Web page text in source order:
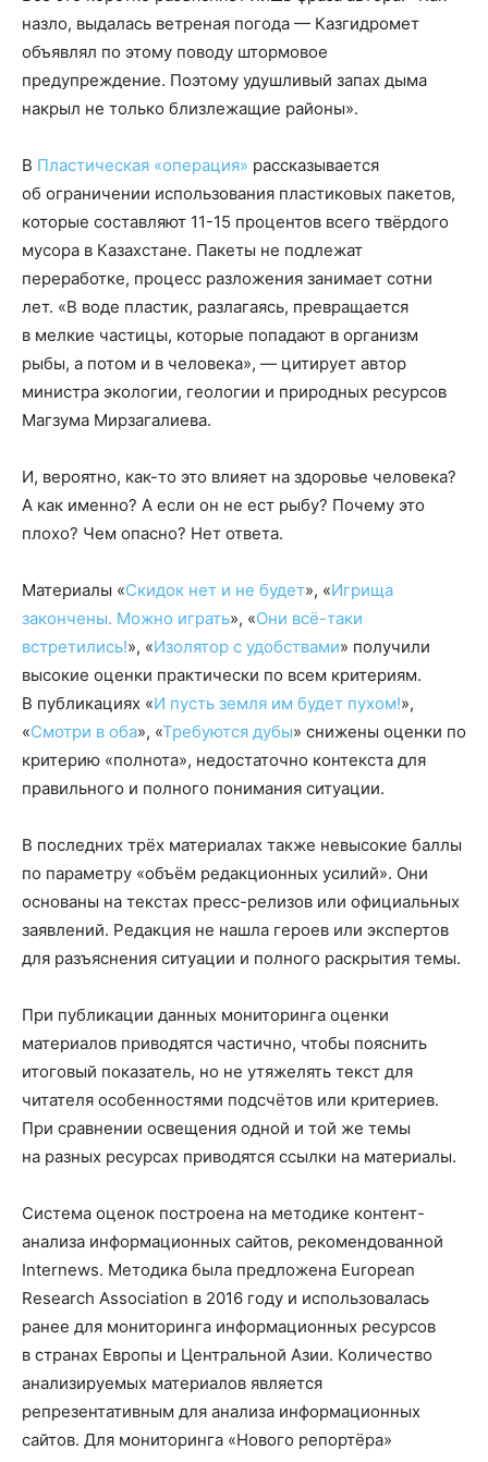
назло, выдалась ветреная погода — Казгидромет
объявлял по этому поводу штормовое
предупреждение. Поэтому удушливый запах дыма
накрыл не только близлежащие районы».
В Пластическая «операция» рассказывается
об ограничении использования пластиковых пакетов,
которые составляют 11-15 процентов всего твёрдого
мусора в Казахстане. Пакеты не подлежат
переработке, процесс разложения занимает сотни
лет. «В воде пластик, разлагаясь, превращается
в мелкие частицы, которые попадают в организм
рыбы, а потом и в человека», — цитирует автор
министра экологии, геологии и природных ресурсов
Магзума Мирзагалиева.
И, вероятно, как-то это влияет на здоровье человека?
А как именно? А если он не ест рыбу? Почему это
плохо? Чем опасно? Нет ответа.
Материалы «Скидок нет и не будет», «Игрища
закончены. Можно играть», «Они всё-таки
встретились!», «Изолятор с удобствами» получили
высокие оценки практически по всем критериям.
В публикациях «И пусть земля им будет пухом!»,
«Смотри в оба», «Требуются дубы» снижены оценки по
критерию «полнота», недостаточно контекста для
правильного и полного понимания ситуации.
В последних трёх материалах также невысокие баллы
по параметру «объём редакционных усилий». Они
основаны на текстах пресс-релизов или официальных
заявлений. Редакция не нашла героев или экспертов
для разъяснения ситуации и полного раскрытия темы.
При публикации данных мониторинга оценки
материалов приводятся частично, чтобы пояснить
итоговый показатель, но не утяжелять текст для
читателя особенностями подсчётов или критериев.
При сравнении освещения одной и той же темы
на разных ресурсах приводятся ссылки на материалы.
Система оценок построена на методике контент-
анализа информационных сайтов, рекомендованной
Internews. Методика была предложена European
Research Association в 2016 году и использовалась
ранее для мониторинга информационных ресурсов
в странах Европы и Центральной Азии. Количество
анализируемых материалов является
репрезентативным для анализа информационных
сайтов. Для мониторинга «Нового репортёра»